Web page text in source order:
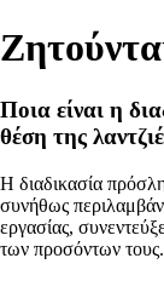
Ποια είναι η
θέση της
Η διαδικασία
συνήθως
εργασίας,
των προσόντων τους.